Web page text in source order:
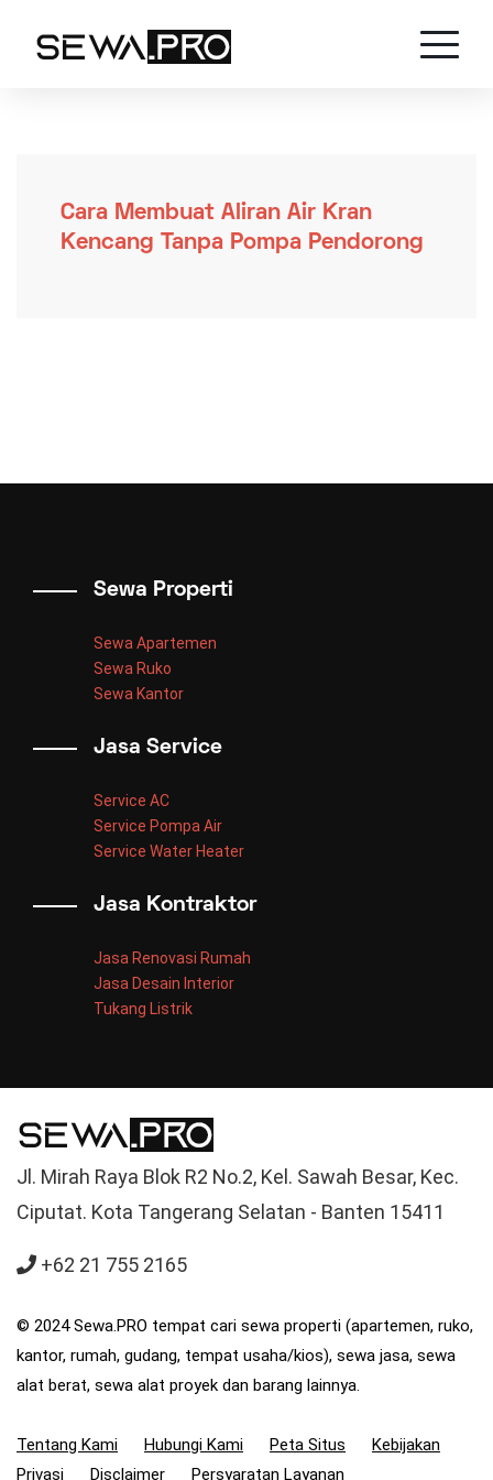
Cara Membuat Aliran Air Kran
Kencang Tanpa Pompa Pendorong
Sewa Properti
Sewa Apartemen
Sewa Ruko
Sewa Kantor
Jasa Service
Service AC
Service Pompa Air
Service Water Heater
Jasa Kontraktor
Jasa Renovasi Rumah
Jasa Desain Interior
Tukang Listrik
Jl. Mirah Raya Blok R2 No.2, Kel. Sawah Besar, Kec.
Ciputat. Kota Tangerang Selatan - Banten 15411
+62 21 755 2165
© 2024 Sewa.PRO tempat cari sewa properti (apartemen, ruko,
kantor, rumah, gudang, tempat usaha/kios), sewa jasa, sewa
alat berat, sewa alat proyek dan barang lainnya.
Tentang Kami Hubungi Kami Peta Situs
Kebijakan
Privasi
Disclaimer Persyaratan Layanan